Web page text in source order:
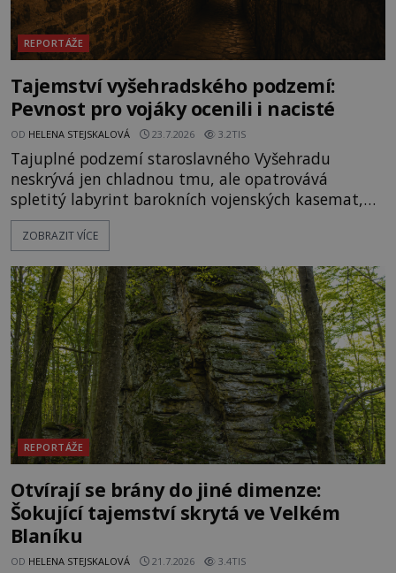
REPORTÁŽE
Tajemství vyšehradského podzemí:
Pevnost pro vojáky ocenili i nacisté
OD HELENA STEJSKALOVÁ 23.7.2026 3.2TIS
Tajuplné podzemí staroslavného Vyšehradu
neskrývá jen chladnou tmu, ale opatrovává
spletitý labyrint barokních vojenských kasemat,
zapomenuté chrámy a vzácné národní poklady.
Hluboko uvnitř mohutné skály nad řekou Vltavou
vyhýbá shonu moderní metropole. Místo, ke
kterému se vážou nejstarší české mýty, ve svých
temných útrobách střeží monumentální
ZOBRAZIT VÍCE
REPORTÁŽE
Otvírají se brány do jiné dimenze:
Šokující tajemství skrytá ve Velkém
Blaníku
OD HELENA STEJSKALOVÁ 21.7.2026 3.4TIS